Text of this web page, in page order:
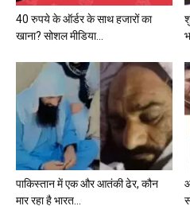
40 रुपये के ऑर्डर के साथ हजारों का
खाना? सोशल मीडिया...
पाकिस्तान में एक और आतंकी ढेर, कौन
मार रहा है भारत...